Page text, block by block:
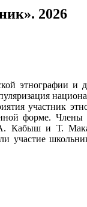
2026
этнографии и
участник
форме.
Кабыш и Т.
участие